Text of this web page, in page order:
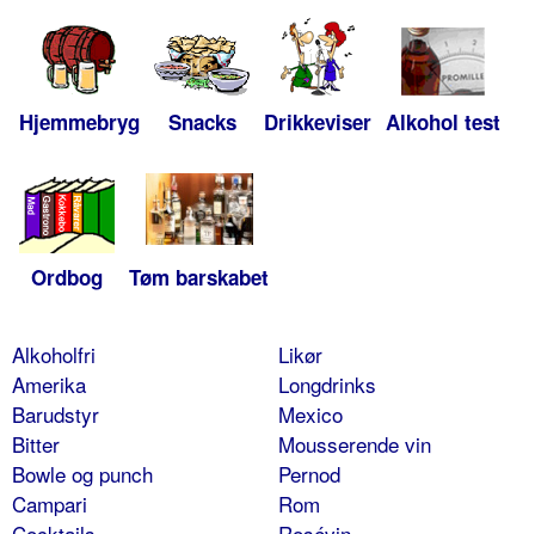
Hjemmebryg Snacks Drikkeviser Alkohol test
Ordbog Tøm barskabet
Alkoholfri
Amerika
Barudstyr
Bitter
Bowle og punch
Campari
Likør
Longdrinks
Mexico
Mousserende vin
Pernod
Rom